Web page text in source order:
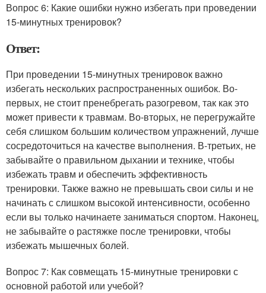
Вопрос 6: Какие ошибки нужно избегать при проведении
15-минутных тренировок?
Ответ:
При проведении 15-минутных тренировок важно
избегать нескольких распространенных ошибок. Во-
первых, не стоит пренебрегать разогревом, так как это
может привести к травмам. Во-вторых, не перегружайте
себя слишком большим количеством упражнений, лучше
сосредоточиться на качестве выполнения. В-третьих, не
забывайте о правильном дыхании и технике, чтобы
избежать травм и обеспечить эффективность
тренировки. Также важно не превышать свои силы и не
начинать с слишком высокой интенсивности, особенно
если вы только начинаете заниматься спортом. Наконец,
не забывайте о растяжке после тренировки, чтобы
избежать мышечных болей.
Вопрос 7: Как совмещать 15-минутные тренировки с
основной работой или учебой?